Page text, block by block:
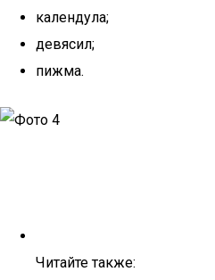
календула;
девясил;
пижма.
Читайте также: